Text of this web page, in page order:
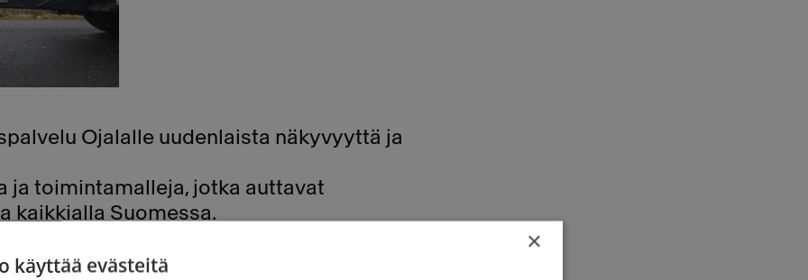
Ojalalle uudenlaista näkyvyyttä ja
ja toimintamalleja, jotka auttavat
kaikkialla Suomessa.
koulutusta, jossa harjoitellaan ja
valtti tällaiselle pienemmälle toimijalle,
×
käyttää evästeitä